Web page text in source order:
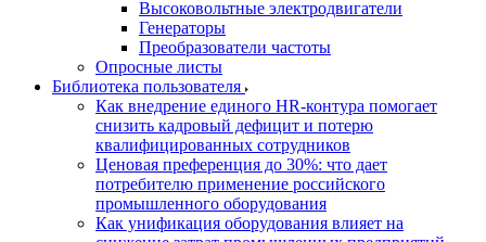
Высоковольтные электродвигатели
Генераторы
Преобразователи частоты
Опросные листы
Библиотека пользователя
Как внедрение единого HR-контура помогает
снизить кадровый дефицит и потерю
квалифицированных сотрудников
Ценовая преференция до 30%: что дает
потребителю применение российского
промышленного оборудования
Как унификация оборудования влияет на